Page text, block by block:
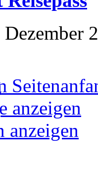
Dezember
anzeigen
anzeigen